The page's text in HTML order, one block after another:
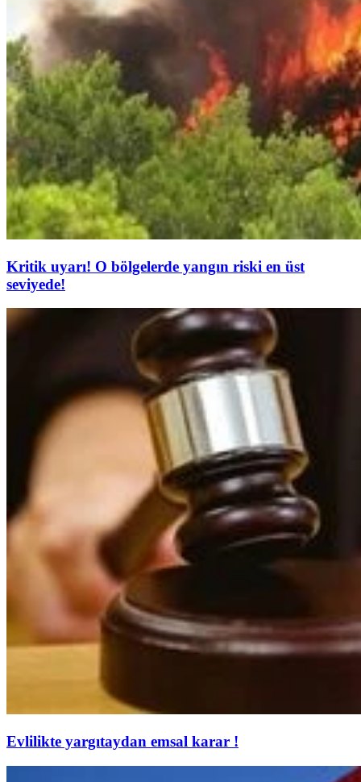
Kritik uyarı! O bölgelerde yangın riski en üst
seviyede!
Evlilikte yargıtaydan emsal karar !